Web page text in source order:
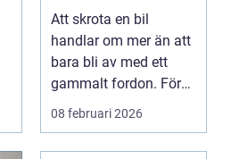
fokus på miljö och
återvinning
Att skrota en bil
handlar om mer än att
bara bli av med ett
gammalt fordon. För
mång...
08 februari 2026